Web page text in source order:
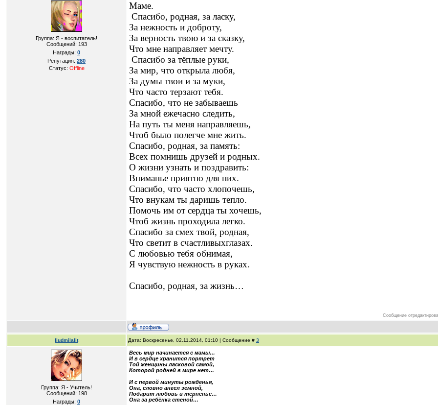
Группа: Я - воспитатель!
Сообщений: 193
Награды: 0
Репутация: 280
Статус: Offline
Маме.
Спасибо, родная, за ласку,
За нежность и доброту,
За верность твою и за сказку,
Что мне направляет мечту.
Спасибо за тёплые руки,
За мир, что открыла любя,
За думы твои и за муки,
Что часто терзают тебя.
Спасибо, что не забываешь
За мной ежечасно следить,
На путь ты меня направляешь,
Чтоб было полегче мне жить.
Спасибо, родная, за память:
Всех помнишь друзей и родных.
О жизни узнать и поздравить:
Вниманье приятно для них.
Спасибо, что часто хлопочешь,
Что внукам ты даришь тепло.
Помочь им от сердца ты хочешь,
Чтоб жизнь проходила легко.
Спасибо за смех твой, родная,
Что светит в счастливыхглазах.
С любовью тебя обнимая,
Я чувствую нежность в руках.
Спасибо, родная, за жизнь…
Сообщение
liudmilalit Дата: Воскресенье, 02.11.2014, 01:10 | Сообщение # 3
Группа: Я - Учитель!
Сообщений: 198
Награды: 0
Весь мир начинается с мамы…
И в сердце хранится портрет
Той женщины ласковой самой,
Которой родней в мире нет…
И с первой минуты рожденья,
Она, словно ангел земной,
Подарит любовь и терпенье…
Она за ребёнка стеной…